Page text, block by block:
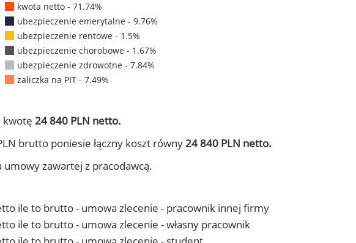
kwota netto - 71.74%
ubezpieczenie emerytalne - 9.76%
ubezpieczenie rentowe - 1.5%
ubezpieczenie chorobowe - 1.67%
ubezpieczenie zdrowotne - 7.84%
zaliczka na PIT - 7.49%
kwotę 24 840 PLN netto.
brutto poniesie łączny koszt równy24 840 PLN netto.
zawartej z pracodawcą.
ile to brutto - umowa zlecenie - pracownik innej firmy
ile to brutto - umowa zlecenie - własny pracownik